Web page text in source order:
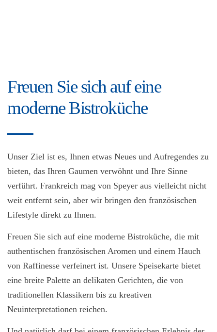
Freuen Sie sich auf eine
moderne Bistroküche
Unser Ziel ist es, Ihnen etwas Neues und Aufregendes zu
bieten, das Ihren Gaumen verwöhnt und Ihre Sinne
verführt. Frankreich mag von Speyer aus vielleicht nicht
weit entfernt sein, aber wir bringen den französischen
Lifestyle direkt zu Ihnen.
Freuen Sie sich auf eine moderne Bistroküche, die mit
authentischen französischen Aromen und einem Hauch
von Raffinesse verfeinert ist. Unsere Speisekarte bietet
eine breite Palette an delikaten Gerichten, die von
traditionellen Klassikern bis zu kreativen
Neuinterpretationen reichen.